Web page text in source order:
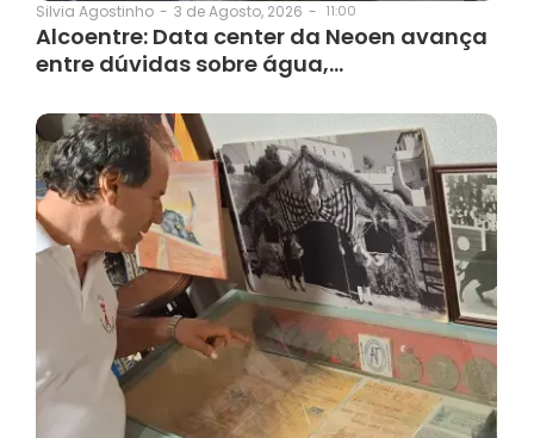
Silvia Agostinho - 3 de Agosto, 2026 - 11:00
Alcoentre: Data center da Neoen avança
entre dúvidas sobre água,…